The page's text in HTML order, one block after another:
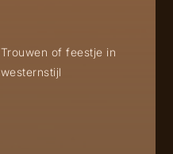
Trouwen of feestje in
westernstijl